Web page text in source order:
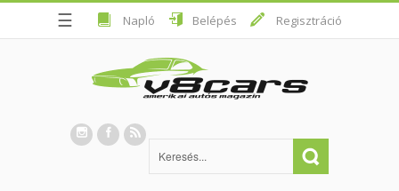
☰ Napló Belépés Regisztráció